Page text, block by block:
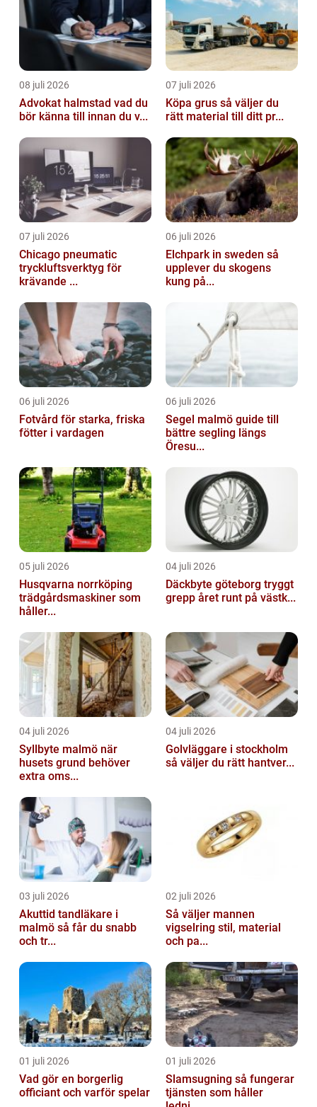
08 juli 2026
Advokat halmstad vad du
bör känna till innan du v...
07 juli 2026
Köpa grus så väljer du
rätt material till ditt pr...
07 juli 2026
Chicago pneumatic
tryckluftsverktyg för
krävande ...
06 juli 2026
Elchpark in sweden så
upplever du skogens
kung på...
06 juli 2026
Fotvård för starka, friska
fötter i vardagen
06 juli 2026
Segel malmö guide till
bättre segling längs
Öresu...
05 juli 2026
Husqvarna norrköping
trädgårdsmaskiner som
håller...
04 juli 2026
Däckbyte göteborg tryggt
grepp året runt på västk...
04 juli 2026
Syllbyte malmö när
husets grund behöver
extra oms...
04 juli 2026
Golvläggare i stockholm
så väljer du rätt hantver...
03 juli 2026
Akuttid tandläkare i
malmö så får du snabb
och tr...
02 juli 2026
Så väljer mannen
vigselring stil, material
och pa...
01 juli 2026
Vad gör en borgerlig
officiant och varför spelar
01 juli 2026
Slamsugning så fungerar
tjänsten som håller